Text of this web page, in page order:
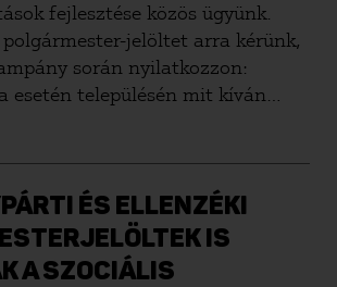
fejlesztése közös ügyünk.
jelöltet arra kérünk,
során nyilatkozzon:
esetén településén mit kíván
segítés elérhetősége érdekében.
ÉS ELLENZÉKI
IS
A SZOCIÁLIS